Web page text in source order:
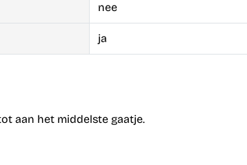
nee
ja
aan het middelste gaatje.